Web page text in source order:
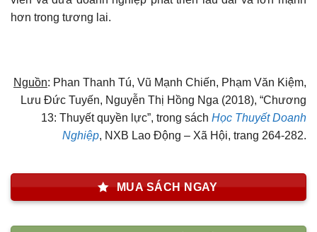
hơn trong tương lai.
Nguồn: Phan Thanh Tú, Vũ Mạnh Chiến, Phạm Văn Kiệm,
Lưu Đức Tuyến, Nguyễn Thị Hồng Nga (2018), “Chương
13: Thuyết quyền lực”, trong sách Học Thuyết Doanh
Nghiệp, NXB Lao Động – Xã Hội, trang 264-282.
MUA SÁCH NGAY